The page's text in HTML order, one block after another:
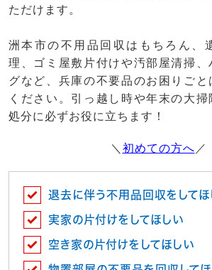
ただけます。
洲本市の不用品回収はもちろん、
理、ゴミ屋敷片付けや汚部屋清掃、
グなど、兵庫の不要品のお困りごと
ください。引っ越し時や年末の大
処分に必ずお役に立ちます！
＼ 初めての方へ ／
退去に伴う不用品回収をしてほ
実家の片付けをしてほしい
空き家の片付けをしてほしい